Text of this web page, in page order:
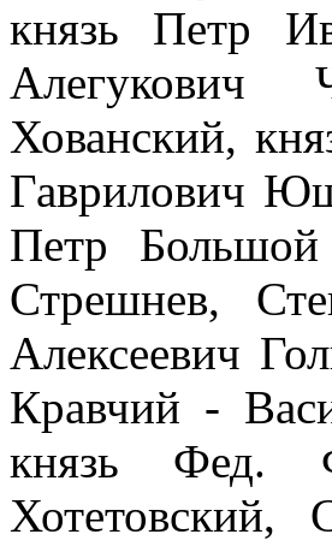
князь Петр
Алегукович
Хованский,
Гаврилович
Петр
Стрешнев,
Алексеевич
Кравчий -
князь Фед.